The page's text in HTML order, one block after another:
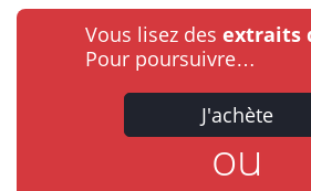
Vous lisez des extraits
Pour poursuivre…
J'achète
ou